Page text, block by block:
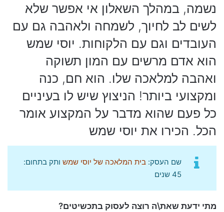
נשמה, במהלך השאלון אי אפשר שלא
לשים לב לחיוך, לשמחה ולאהבה גם עם
העובדים וגם עם הלקוחות. יוסי שמש
הוא אדם מרשים עם המון תשוקה
ואהבה למלאכה שלו. הוא חם, כנה
ומקצועי ביותר! הניצוץ שיש לו בעיניים
כל פעם שהוא מדבר על המקצוע אומר
הכל. הכירו את יוסי שמש
שם העסק: בית המלאכה של יוסי שמש ותק בתחום:
45 שנים
מתי ידעת שאת\ה רוצה לעסוק בתכשיטים?